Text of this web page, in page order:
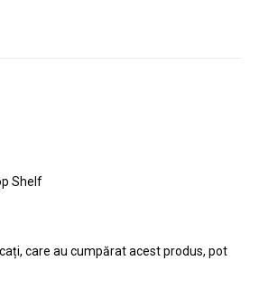
Shelf
care au cumpărat acest produs, pot